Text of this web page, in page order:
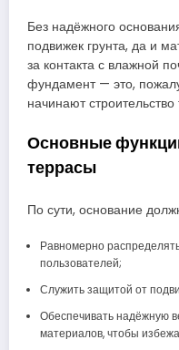
Без надёжного
подвижек грунта, да и
за контакта с влажной
фундамент — это,
начинают
Основные
террасы
По сути, основание
Равномерно
пользователей;
Служить защитой от
Обеспечивать надёжную
материалов, чтобы